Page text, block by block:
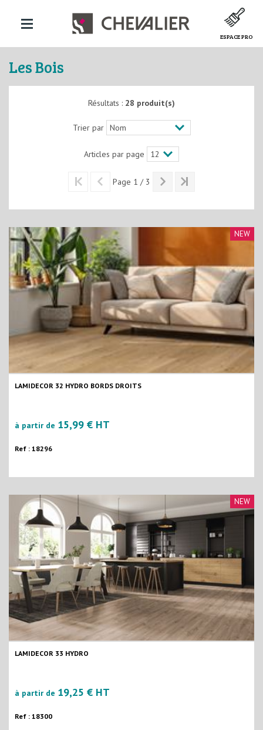
ESPACE PRO
Les Bois
Résultats : 28 produit(s)
Trier par
Articles par page
Page 1 / 3
LAMIDECOR 32 HYDRO BORDS DROITS
à partir de 15,99 € HT
NEW
Ref : 18296
LAMIDECOR 33 HYDRO
à partir de 19,25 € HT
NEW
Ref : 18300